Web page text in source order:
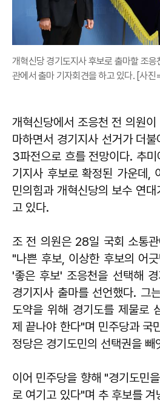
개혁신당 경기도지사 후보로 출마할 조
관에서 출마 기자회견을 하고 있다. [사진
개혁신당에서 조응천 전 의원
마하면서 경기지사 선거가 더
3파전으로 흐를 전망이다. 추
기지사 후보로 확정된 가운데,
민의힘과 개혁신당의 보수 연
고 있다.
조 전 의원은 28일 국회 소통
"나쁜 후보, 이상한 후보의 어
'좋은 후보' 조응천을 선택해
경기지사 출마를 선언했다. 그
도약을 위해 경기도를 제물로
제 끝나야 한다"며 민주당과 국
정당은 경기도민의 선택권을 빼
이어 민주당을 향해 "경기도민
로 여기고 있다"며 추 후보를